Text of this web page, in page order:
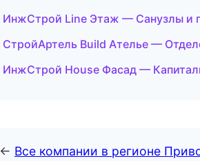
ИнжСтрой Line Этаж — Санузлы и
СтройАртель Build Ателье —
ИнжСтрой House Фасад —
← Все компании в регионе